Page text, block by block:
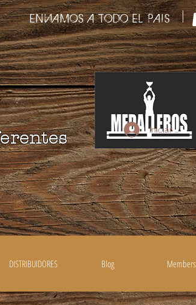
ENVIAMOS A TODO EL PAIS
Iniciar sesión
DISTRIBUIDORES Blog Members